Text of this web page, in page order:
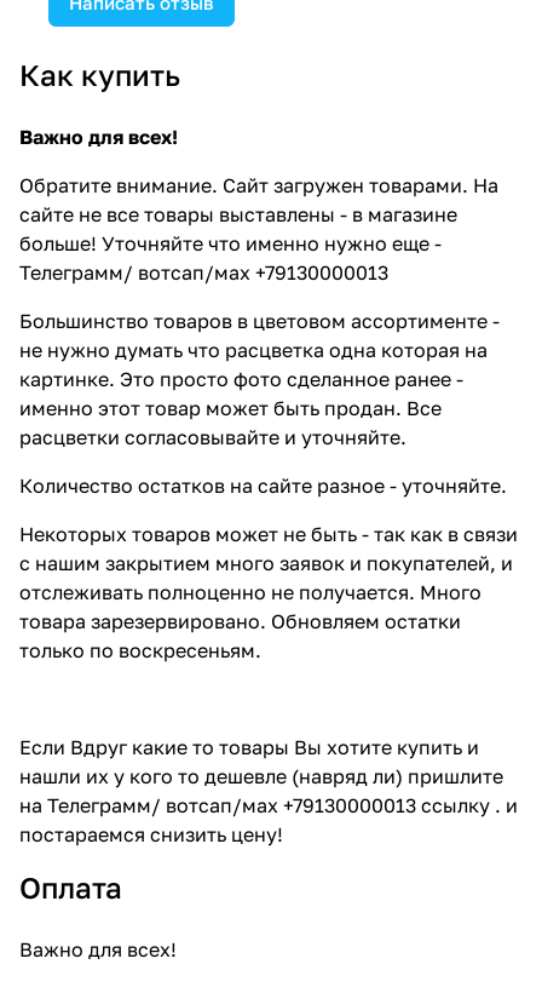
Как купить
Важно для всех!
Обратите внимание. Сайт загружен товарами. На
сайте не все товары выставлены - в магазине
больше! Уточняйте что именно нужно еще -
Телеграмм/ вотсап/мах +79130000013
Большинство товаров в цветовом ассортименте -
не нужно думать что расцветка одна которая на
картинке. Это просто фото сделанное ранее -
именно этот товар может быть продан. Все
расцветки согласовывайте и уточняйте.
Количество остатков на сайте разное - уточняйте.
Некоторых товаров может не быть - так как в связи
с нашим закрытием много заявок и покупателей, и
отслеживать полноценно не получается. Много
товара зарезервировано. Обновляем остатки
только по воскресеньям.
Если Вдруг какие то товары Вы хотите купить и
нашли их у кого то дешевле (навряд ли) пришлите
на Телеграмм/ вотсап/мах +79130000013 ссылку . и
постараемся снизить цену!
Оплата
Важно для всех!